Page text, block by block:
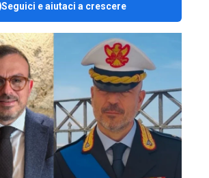
Seguici e aiutaci a crescere